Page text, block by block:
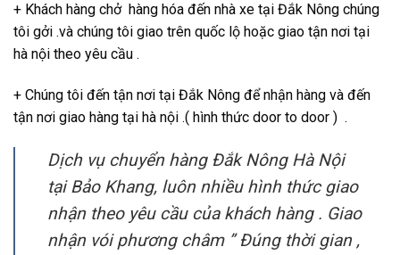
+ Khách hàng chở hàng hóa đến nhà xe tại Đắk Nông chúng
tôi gởi .và chúng tôi giao trên quốc lộ hoặc giao tận nơi tại
hà nội theo yêu cầu .
+ Chúng tôi đến tận nơi tại Đắk Nông để nhận hàng và đến
tận nơi giao hàng tại hà nội .( hình thức door to door ) .
Dịch vụ chuyển hàng Đắk Nông Hà Nội
tại Bảo Khang, luôn nhiều hình thức giao
nhận theo yêu cầu của khách hàng . Giao
nhận vói phương châm ” Đúng thời gian ,